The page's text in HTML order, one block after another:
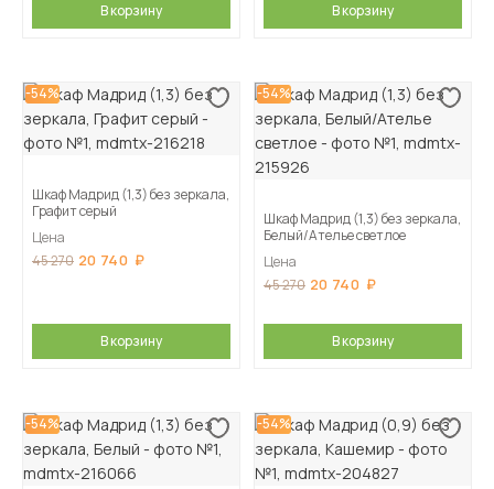
В корзину В корзину
-54%
Шкаф Мадрид (1,3) без зеркала,
Графит серый
Цена
45 270 20 740
В корзину
-54%
Шкаф Мадрид (1,3) без зеркала,
Белый/Ателье светлое
Цена
45 270 20 740
В корзину
-54% -54%